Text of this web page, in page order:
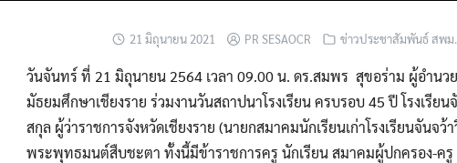
21 มิถุนายน 2021 PR SESAOCR ข่าวประชาสัมพันธ์ สพม.
วันจันทร์ ที่ 21 มิถุนายน 2564 เวลา 09.00 น. ดร.สมพร สุขอร่าม ผู้อำนว
มัธยมศึกษาเชียงราย ร่วมงานวันสถาปนาโรงเรียน ครบรอบ 45 ปี โรงเรี
สกุล ผู้ว่าราชการจังหวัดเชียงราย (นายกสมาคมนักเรียนเก่าโรงเรียนจัน
พระพุทธมนต์สืบชะตา ทั้งนี้มีข้าราชการครู นักเรียน สมาคมผู้ปกครอง-ครู